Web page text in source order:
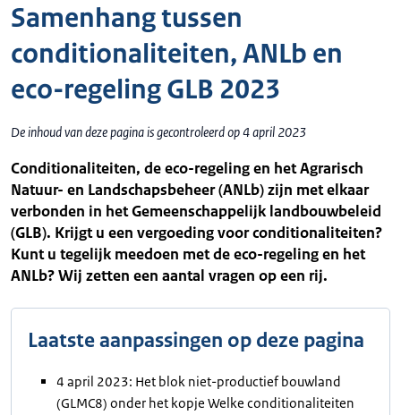
Samenhang tussen
conditionaliteiten, ANLb en
eco-regeling GLB 2023
De inhoud van deze pagina is gecontroleerd op 4 april 2023
Conditionaliteiten, de eco-regeling en het Agrarisch
Natuur- en Landschapsbeheer (ANLb) zijn met elkaar
verbonden in het Gemeenschappelijk landbouwbeleid
(GLB). Krijgt u een vergoeding voor conditionaliteiten?
Kunt u tegelijk meedoen met de eco-regeling en het
ANLb? Wij zetten een aantal vragen op een rij.
Laatste aanpassingen op deze pagina
4 april 2023: Het blok niet-productief bouwland
(GLMC8) onder het kopje Welke conditionaliteiten